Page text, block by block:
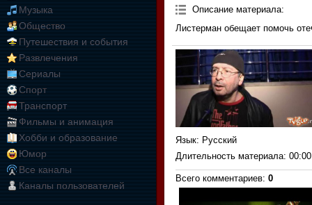
Музыка
Общество
Путешествия и события
Развлечения
Сериалы
Спорт
Транспорт
Фильмы и анимация
Хобби и образование
Юмор
Все каналы
Каналы пользователей
Описание материала:
Листерман обещает помочь
Язык: Русский
Длительность материала:
Всего комментариев: 0